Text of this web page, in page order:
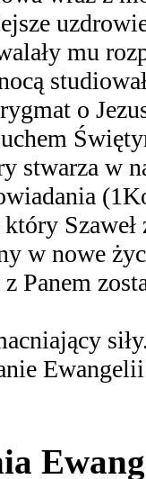
mu
o
stwarza w
w nowe
Panem